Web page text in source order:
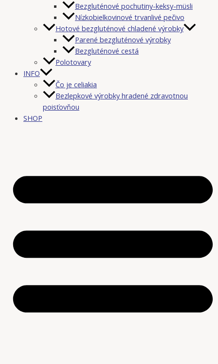
Bezgluténové pochutiny-keksy-müsli
Nízkobielkovinové trvanlivé pečivo
Hotové bezgluténové chladené výrobky
Parené bezgluténové výrobky
Bezgluténové cestá
Polotovary
INFO
Čo je celiakia
Bezlepkové výrobky hradené zdravotnou
poisťovňou
SHOP